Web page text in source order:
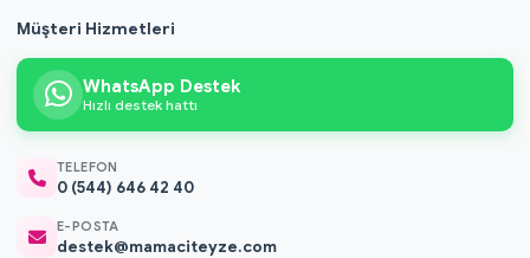
Müşteri Hizmetleri
WhatsApp Destek
Hızlı destek hattı
TELEFON
0 (544) 646 42 40
E-POSTA
destek@mamaciteyze.com